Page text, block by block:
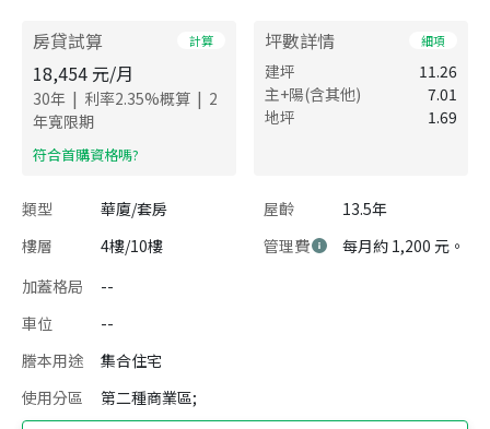
房貸試算 計算
18,454 元/月
30年 | 利率2.35%概算 | 2
年寬限期
​符合首購資格嗎?
坪數詳情 細項
建坪
11.26
主+陽(含其他)
7.01
地坪
1.69
類型 華廈/套房 屋齡
13.5年
樓層
4樓/10樓 管理費
每月約 1,200 元。
加蓋格局
--
車位
--
謄本用途
集合住宅
使用分區
第二種商業區;